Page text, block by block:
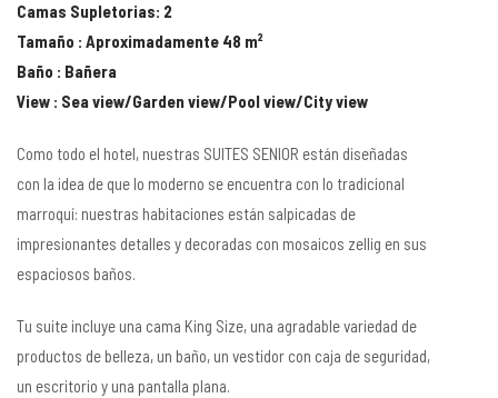
Camas Supletorias: 2
Tamaño : Aproximadamente 48 m²
Baño : Bañera
View : Sea view/Garden view/Pool view/City view
Como todo el hotel, nuestras SUITES SENIOR están diseñadas
con la idea de que lo moderno se encuentra con lo tradicional
marroquí: nuestras habitaciones están salpicadas de
impresionantes detalles y decoradas con mosaicos zellig en sus
espaciosos baños.
Tu suite incluye una cama King Size, una agradable variedad de
productos de belleza, un baño, un vestidor con caja de seguridad,
un escritorio y una pantalla plana.